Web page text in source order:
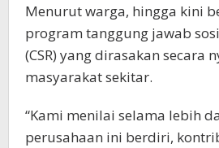
Menurut warga, hingga kini
program tanggung jawab
(CSR) yang dirasakan secara
masyarakat sekitar.
“Kami menilai selama lebih
perusahaan ini berdiri,